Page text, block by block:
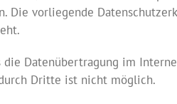
Die vorliegende
die Datenübertragung im
Dritte ist nicht möglich.